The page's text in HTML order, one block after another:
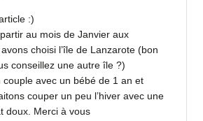
:)
au mois de Janvier aux
choisi l’île de Lanzarote (bon
conseillez une autre île ?)
couple avec un bébé de 1 an et
couper un peu l’hiver avec une
doux. Merci à vous